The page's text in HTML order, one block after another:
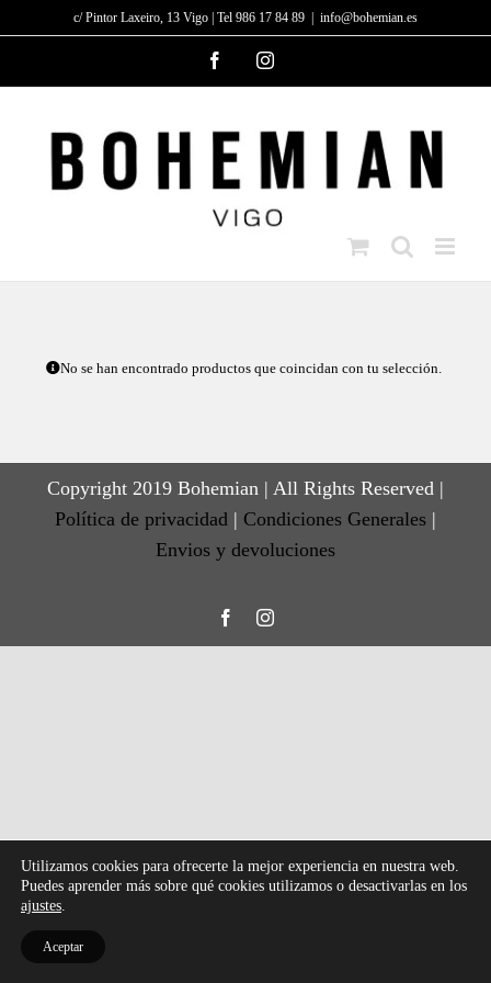
c/ Pintor Laxeiro, 13 Vigo | Tel 986 17 84 89 info@bohemian.es
FacebookInstagram
No se han encontrado productos que coincidan con tu selección.
Copyright 2019 Bohemian | All Rights Reserved |
Política de privacidad | Condiciones Generales |
Envios y devoluciones
FacebookInstagram
Utilizamos cookies para ofrecerte la mejor experiencia en nuestra web.
Puedes aprender más sobre qué cookies utilizamos o desactivarlas en los
ajustes.
Aceptar